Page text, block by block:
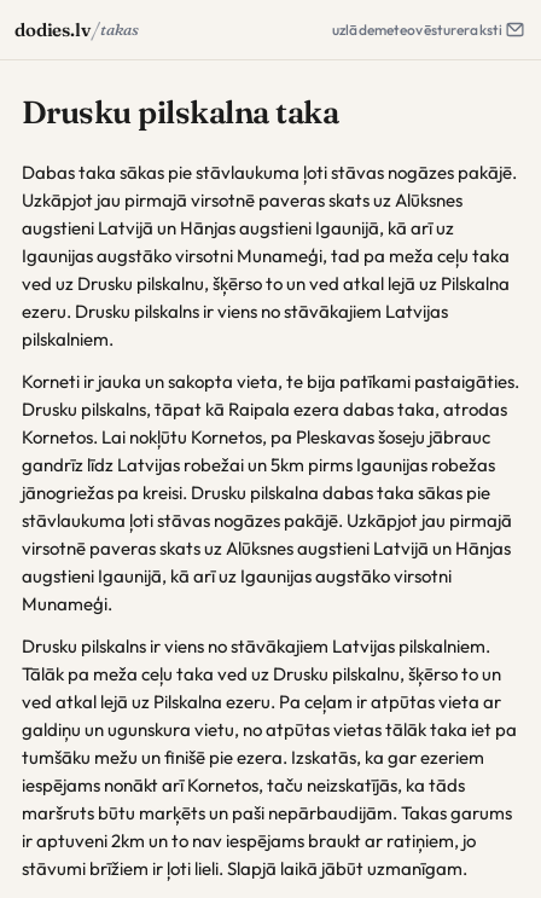
dodies.lv/takas uzlādemeteovēstureraksti
Drusku pilskalna taka
Dabas taka sākas pie stāvlaukuma ļoti stāvas nogāzes pakājē.
Uzkāpjot jau pirmajā virsotnē paveras skats uz Alūksnes
augstieni Latvijā un Hānjas augstieni Igaunijā, kā arī uz
Igaunijas augstāko virsotni Munameģi, tad pa meža ceļu taka
ved uz Drusku pilskalnu, šķērso to un ved atkal lejā uz Pilskalna
ezeru. Drusku pilskalns ir viens no stāvākajiem Latvijas
pilskalniem.
Korneti ir jauka un sakopta vieta, te bija patīkami pastaigāties.
Drusku pilskalns, tāpat kā Raipala ezera dabas taka, atrodas
Kornetos. Lai nokļūtu Kornetos, pa Pleskavas šoseju jābrauc
gandrīz līdz Latvijas robežai un 5km pirms Igaunijas robežas
jānogriežas pa kreisi. Drusku pilskalna dabas taka sākas pie
stāvlaukuma ļoti stāvas nogāzes pakājē. Uzkāpjot jau pirmajā
virsotnē paveras skats uz Alūksnes augstieni Latvijā un Hānjas
augstieni Igaunijā, kā arī uz Igaunijas augstāko virsotni
Munameģi.
Drusku pilskalns ir viens no stāvākajiem Latvijas pilskalniem.
Tālāk pa meža ceļu taka ved uz Drusku pilskalnu, šķērso to un
ved atkal lejā uz Pilskalna ezeru. Pa ceļam ir atpūtas vieta ar
galdiņu un ugunskura vietu, no atpūtas vietas tālāk taka iet pa
tumšāku mežu un finišē pie ezera. Izskatās, ka gar ezeriem
iespējams nonākt arī Kornetos, taču neizskatījās, ka tāds
maršruts būtu marķēts un paši nepārbaudijām. Takas garums
ir aptuveni 2km un to nav iespējams braukt ar ratiņiem, jo
stāvumi brīžiem ir ļoti lieli. Slapjā laikā jābūt uzmanīgam.